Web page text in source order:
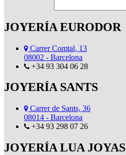
JOYERÍA EURODOR
Carrer Comtal, 13
08002 - Barcelona
+34 93 304 06 28
JOYERÍA SANTS
Carrer de Sants, 36
08014 - Barcelona
+34 93 298 07 26
JOYERÍA LUA JOYAS